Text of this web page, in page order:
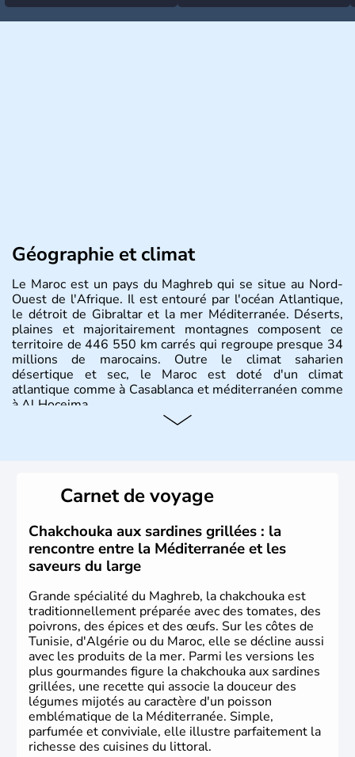
Géographie et climat
Le Maroc est un pays du Maghreb qui se situe au Nord-
Ouest de l'Afrique. Il est entouré par l'océan Atlantique,
le détroit de Gibraltar et la mer Méditerranée. Déserts,
plaines et majoritairement montagnes composent ce
territoire de 446 550 km carrés qui regroupe presque 34
millions de marocains. Outre le climat saharien
désertique et sec, le Maroc est doté d'un climat
atlantique comme à Casablanca et méditerranéen comme
à Al Hoceima.
commerçants phéniciens à partir du XIe siècle avant J.C.
Les arabes arrivent au Maroc en 649 et convertissent les
Berbères à l'Islam. Cette monarchie constitutionnelle est
aujourd'hui le seul pays africain à ne pas faire parti de
l'Union Africaine, mais tente depuis 1987 d'accéder à
l'Union Européenne.
Carnet de voyage
Chakchouka aux sardines grillées : la
rencontre entre la Méditerranée et les
saveurs du large
Grande spécialité du Maghreb, la chakchouka est
traditionnellement préparée avec des tomates, des
poivrons, des épices et des œufs. Sur les côtes de
Tunisie, d'Algérie ou du Maroc, elle se décline aussi
avec les produits de la mer. Parmi les versions les
plus gourmandes figure la chakchouka aux sardines
grillées, une recette qui associe la douceur des
légumes mijotés au caractère d'un poisson
emblématique de la Méditerranée. Simple,
parfumée et conviviale, elle illustre parfaitement la
richesse des cuisines du littoral.